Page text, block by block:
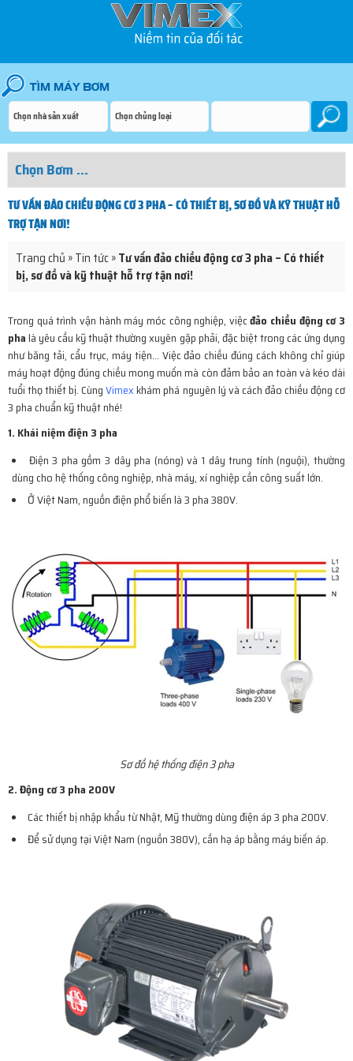
TƯ VẤN ĐẢO CHIỀU ĐỘNG CƠ 3 PHA – CÓ THIẾT BỊ, SƠ ĐỒ VÀ KỸ THUẬT HỖ
TRỢ TẬN NƠI!
Trang chủ »Tin tức»Tư vấn đảo chiều động cơ 3 pha – Có thiết
bị, sơ đồ và kỹ thuật hỗ trợ tận nơi!
Trong quá trình vận hành máy móc công nghiệp, việcđảo chiều động cơ 3
phalà yêu cầu kỹ thuật thường xuyên gặp phải, đặc biệt trong các ứng dụng
như băng tải, cẩu trục, máy tiện… Việc đảo chiều đúng cách không chỉ giúp
máy hoạt động đúng chiều mong muốn mà còn đảm bảo an toàn và kéo dài
tuổi thọ thiết bị. CùngVimexkhám phá nguyên lý và cách đảo chiều động cơ
3 pha chuẩn kỹ thuật nhé!
1. Khái niệm điện 3 pha
Điện 3 pha gồm 3 dây pha (nóng) và 1 dây trung tính (nguội), thường
dùng cho hệ thống công nghiệp, nhà máy, xí nghiệp cần công suất lớn.
Ở Việt Nam, nguồn điện phổ biến là 3 pha 380V.
Sơ đồ hệ thống điện 3 pha
2. Động cơ 3 pha 200V
Các thiết bị nhập khẩu từ Nhật, Mỹ thường dùng điện áp 3 pha 200V.
Để sử dụng tại Việt Nam (nguồn 380V), cần hạ áp bằng máy biến áp.